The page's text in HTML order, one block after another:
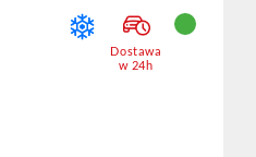
Dostawa
w 24h